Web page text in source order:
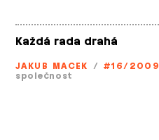
Každá rada drahá
JAKUB MACEK / #16/2009
společnost